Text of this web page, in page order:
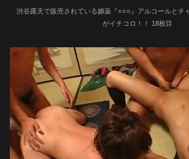
渋谷露天で販売されている媚薬『○○○』アルコールとチ
がイチコロ！！ 18枚目